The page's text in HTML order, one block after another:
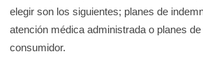
elegir son los siguientes; planes de
atención médica administrada o planes
consumidor.